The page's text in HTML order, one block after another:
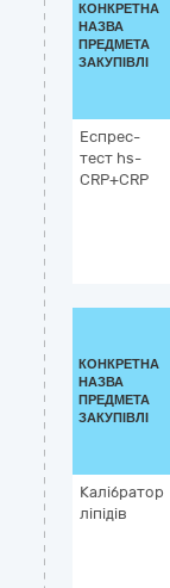
КОНКРЕТНА
НАЗВА
ПРЕДМЕТА
ЗАКУПІВЛІ
Eспрес-
тест hs-
CRP+CRP
КОНКРЕТНА
НАЗВА
ПРЕДМЕТА
ЗАКУПІВЛІ
Калібратор
ліпідів